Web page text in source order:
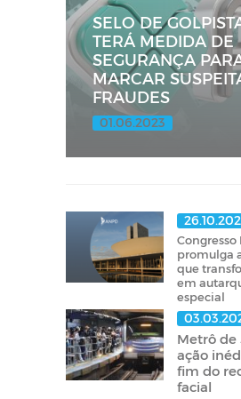
SELO DE
TERÁ MEDIDA DE
SEGURANÇA
MARCAR
FRAUDES
01.06.2023
Congresso
promulga
que
em
especial
Metrô de
ação
fim do
facial